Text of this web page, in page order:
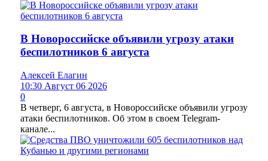
В Новороссийске объявили угрозу атаки
беспилотников 6 августа
Алексей Елагин
10:30 Август 06 2026
0
В четверг, 6 августа, в Новороссийске объявили угрозу
атаки беспилотников. Об этом в своем Telegram-
канале...